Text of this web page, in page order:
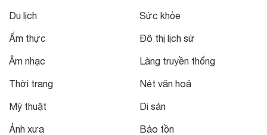
Du lịch
Ẩm thực
Âm nhạc
Thời trang
Mỹ thuật
Ảnh xưa
Sức khỏe
Đô thị lịch sử
Làng truyền thống
Nét văn hoá
Di sản
Bảo tồn